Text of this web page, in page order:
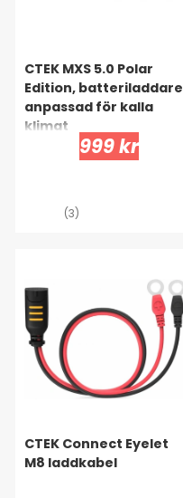
CTEK MXS 5.0 Polar
Edition, batteriladdare
anpassad för kalla
klimat
999 kr
(3)
CTEK Connect Eyelet
M8 laddkabel